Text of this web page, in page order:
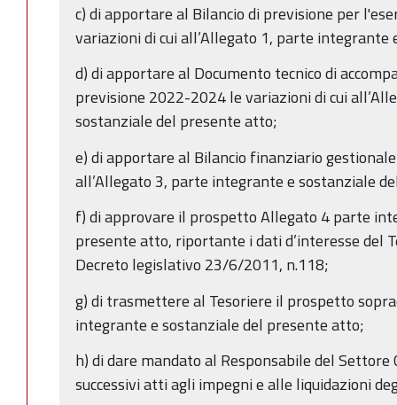
c) di apportare al Bilancio di previsione per
variazioni di cui all’Allegato 1, parte
d) di apportare al Documento tecnico di
previsione 2022-2024 le variazioni di cui
sostanziale del presente atto;
e) di apportare al Bilancio finanziario
all’Allegato 3, parte integrante e sostanziale
f) di approvare il prospetto Allegato 4 parte
presente atto, riportante i dati d’interesse del
Decreto legislativo 23/6/2011, n.118;
g) di trasmettere al Tesoriere il prospetto
integrante e sostanziale del presente atto;
h) di dare mandato al Responsabile del
successivi atti agli impegni e alle liquidazioni